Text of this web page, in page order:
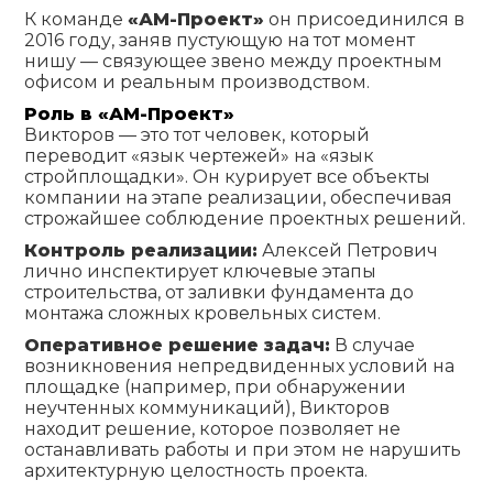
К команде«АМ-Проект» он присоединился в
2016 году, заняв пустующую на тот момент
нишу — связующее звено между проектным
офисом и реальным производством.
Роль в «АМ-Проект»
Викторов — это тот человек, который
переводит «язык чертежей» на «язык
стройплощадки». Он курирует все объекты
компании на этапе реализации, обеспечивая
строжайшее соблюдение проектных решений.
Контроль реализации: Алексей Петрович
лично инспектирует ключевые этапы
строительства, от заливки фундамента до
монтажа сложных кровельных систем.
Оперативное решение задач: В случае
возникновения непредвиденных условий на
площадке (например, при обнаружении
неучтенных коммуникаций), Викторов
находит решение, которое позволяет не
останавливать работы и при этом не нарушить
архитектурную целостность проекта.